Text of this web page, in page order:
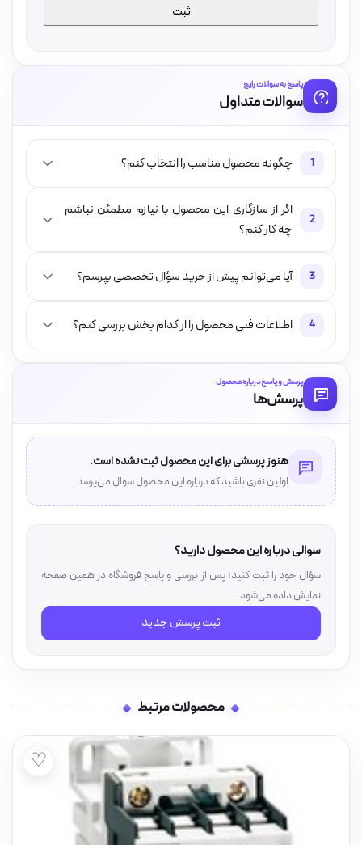
پاسخ به سوالات رایج
سوالات متداول
1 چگونه محصول مناسب را انتخاب کنم؟
2
اگر از سازگاری این محصول با نیازم مطمئن نباشم
چه کار کنم؟
3 آیا می‌توانم پیش از خرید سؤال تخصصی بپرسم؟
4 اطلاعات فنی محصول را از کدام بخش بررسی کنم؟
پرسش و پاسخ درباره محصول
پرسش‌ها
هنوز پرسشی برای این محصول ثبت نشده است.
اولین نفری باشید که درباره این محصول سوال می‌پرسد.
سوالی درباره این محصول دارید؟
سؤال خود را ثبت کنید؛ پس از بررسی و پاسخ فروشگاه در همین صفحه
نمایش داده می‌شود.
ثبت پرسش جدید
محصولات مرتبط
♡